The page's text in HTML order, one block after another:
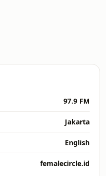
97.9 FM
Jakarta
English
femalecircle.id